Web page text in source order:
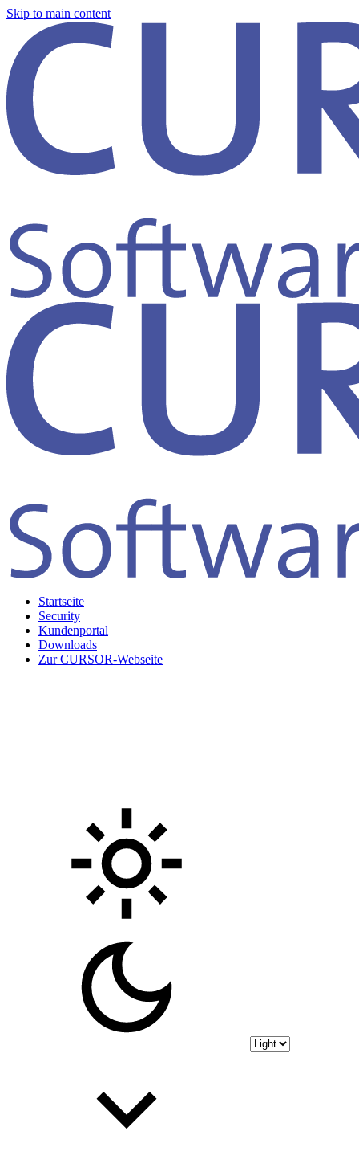
Skip to main content
Startseite
Security
Kundenportal
Downloads
Zur CURSOR-Webseite